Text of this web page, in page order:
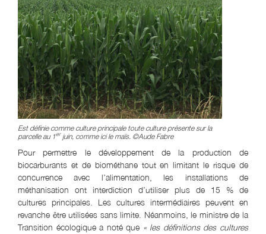
Est définie comme culture principale toute culture présente sur la
parcelle au 1erjuin, comme ici le maïs. ©Aude Fabre
Pour permettre le développement de la production de
biocarburants et de biométhane tout en limitant le risque de
concurrence avec l’alimentation, les installations de
méthanisation ont interdiction d’utiliser plus de 15 % de
cultures principales. Les cultures intermédiaires peuvent en
revanche être utilisées sans limite. Néanmoins, le ministre de la
Transition écologique a noté que « les définitions des cultures